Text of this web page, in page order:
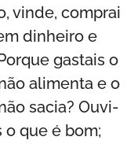
vinde, comprai
dinheiro e
gastais o
alimenta e o
sacia? Ouvi-
que é bom;